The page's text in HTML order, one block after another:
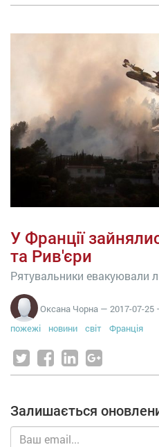
У Франції
та Рив'єри
Рятувальники евакуювали
Оксана Чорна — 2017-07-25
пожежі
новини світ Франція
Залишається